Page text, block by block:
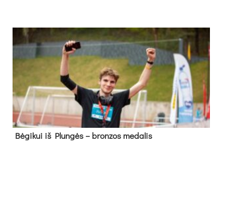
Bė­gi­kui iš Plun­gės – bron­zos me­da­lis